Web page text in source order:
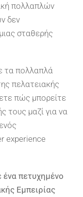
πολλαπλών
δεν
σταθερής
τα πολλαπλά
πελατειακής
πώς μπορείτε
τους μαζί για να
experience
ένα πετυχημένο
Εμπειρίας